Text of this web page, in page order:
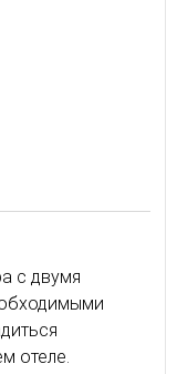
с двумя
отеле.